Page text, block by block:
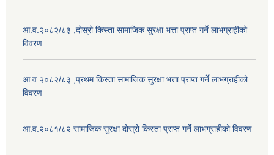
आ.व.२०८२/८३ ,दोस्रो किस्ता सामाजिक सुरक्षा भत्ता प्राप्त गर्ने लाभग्राहीको
विवरण
आ.व.२०८२/८३ ,प्रथम किस्ता सामाजिक सुरक्षा भत्ता प्राप्त गर्ने लाभग्राहीको
विवरण
आ.व.२०८१/८२ सामाजिक सुरक्षा दोस्रो किस्ता प्राप्त गर्ने लाभग्राहीको विवरण